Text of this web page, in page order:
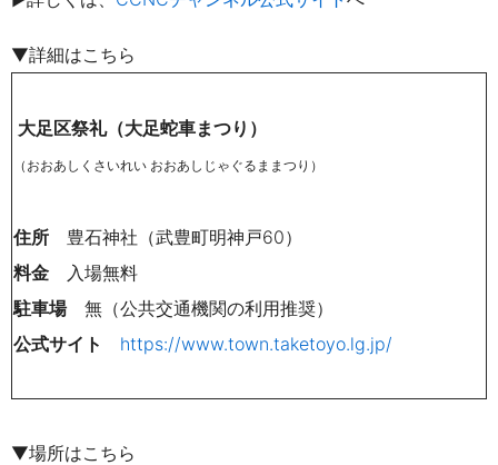
▼詳細はこちら
大足区祭礼（大足蛇車まつり）
（おおあしくさいれい おおあしじゃぐるままつり）
住所 豊石神社（武豊町明神戸60）
料金 入場無料
駐車場無（公共交通機関の利用推奨）
公式サイト
https://www.town.taketoyo.lg.jp/
▼場所はこちら